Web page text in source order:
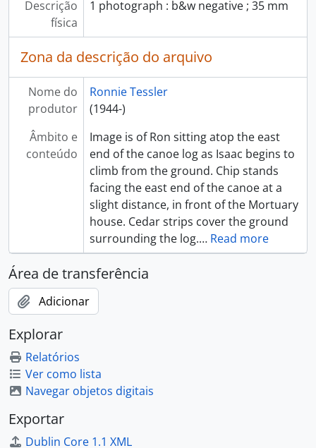
Descrição
física
1 photograph : b&w negative ; 35 mm
Zona da descrição do arquivo
Nome do
produtor
Ronnie Tessler
(1944-)
Âmbito e
conteúdo
Image is of Ron sitting atop the east
end of the canoe log as Isaac begins to
climb from the ground. Chip stands
facing the east end of the canoe at a
slight distance, in front of the Mortuary
house. Cedar strips cover the ground
surrounding the log.… Read more
Área de transferência
Adicionar
Explorar
Relatórios
Ver como lista
Navegar objetos digitais
Exportar
Dublin Core 1.1 XML